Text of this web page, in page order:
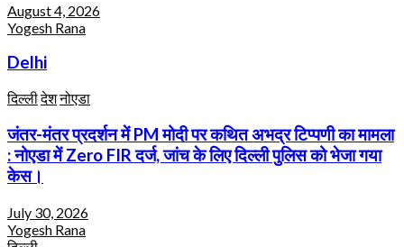
August 4, 2026
Yogesh Rana
Delhi
दिल्लीदेशनोएडा
जंतर-मंतर प्रदर्शन में PM मोदी पर कथित अभद्र टिप्पणी का मामला
: नोएडा में Zero FIR दर्ज, जांच के लिए दिल्ली पुलिस को भेजा गया
केस।
July 30, 2026
Yogesh Rana